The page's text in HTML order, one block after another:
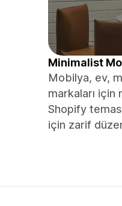
Minimalist
Mobilya, ev,
markaları
Shopify
için zarif